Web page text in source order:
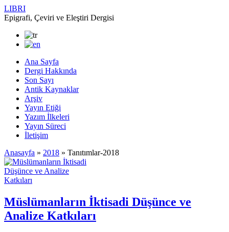
LIBRI
Epigrafi, Çeviri ve Eleştiri Dergisi
Ana Sayfa
Dergi Hakkında
Son Sayı
Antik Kaynaklar
Arşiv
Yayın Etiği
Yazım İlkeleri
Yayın Süreci
İletişim
Anasayfa » 2018 » Tanıtımlar-2018
Müslümanların İktisadi Düşünce ve
Analize Katkıları